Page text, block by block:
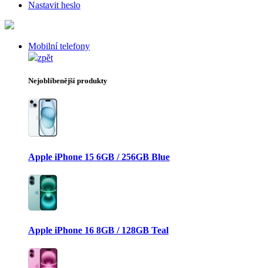
Nastavit heslo
Mobilní telefony
zpět
Nejoblíbenější produkty
Apple iPhone 15 6GB / 256GB Blue
Apple iPhone 16 8GB / 128GB Teal